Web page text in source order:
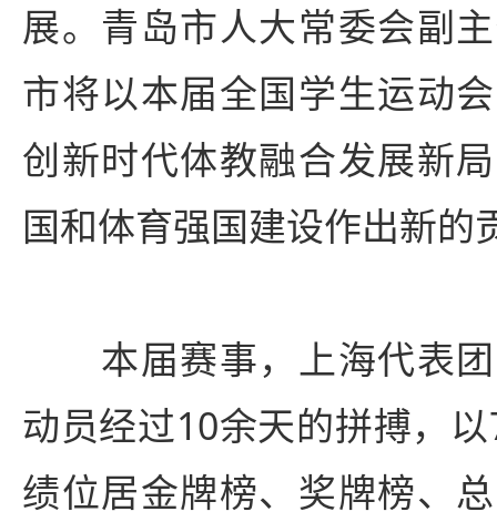
展。青岛市人大常委会副
市将以本届全国学生运动
创新时代体教融合发展新
国和体育强国建设作出新的
本届赛事，上海代表团
动员经过10余天的拼搏，
绩位居金牌榜、奖牌榜、